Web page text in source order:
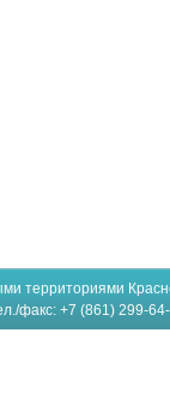
территориями
факс: +7 (861) 299-